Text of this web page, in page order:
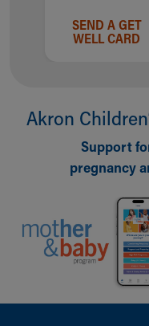
SEND A GET
WELL CARD
Akron
Support
pregnancy